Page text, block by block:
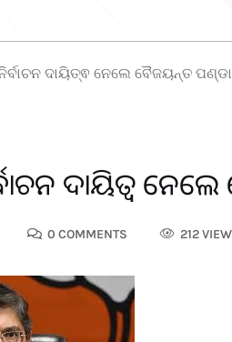
ଦାୟିତ୍ଵ ନେଲେ ବୈଜୟନ୍ତ ପଣ୍ଡା
ଦାୟିତ୍ଵ ନେଲେ
0 COMMENTS 212